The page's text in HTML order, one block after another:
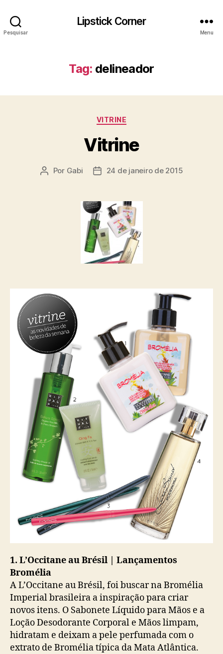
Pesquisar
Lipstick Corner
Menu
Tag: delineador
Categorias
VITRINE
Vitrine
Autor
Por Gabi
Data24 de janeiro de 2015
1. L’Occitane au Brésil | Lançamentos
Bromélia
A L’Occitane au Brésil, foi buscar na Bromélia
Imperial brasileira a inspiração para criar
novos itens. O Sabonete Líquido para Mãos e a
Loção Desodorante Corporal e Mãos limpam,
hidratam e deixam a pele perfumada com o
extrato de Bromélia típica da Mata Atlântica.